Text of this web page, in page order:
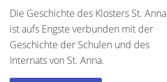
Die Geschichte des Klosters St. Anna
ist aufs Engste verbunden mit der
Geschichte der Schulen und des
Internats von St. Anna.